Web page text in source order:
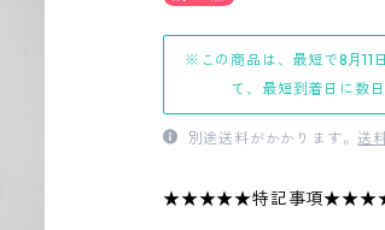
※この商品は、最短で8月11
て、最短到着日に数
別途送料がかかります。送
★★★★★特記事項